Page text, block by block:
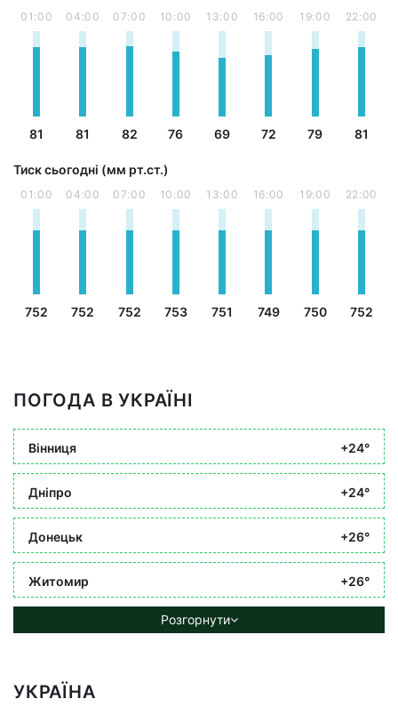
01:00
81
04:00
81
07:00
82
10:00
76
13:00
69
16:00
72
19:00
79
22:00
81
Тиск сьогодні (мм рт.ст.)
01:00
752
04:00
752
07:00
752
10:00
753
13:00
751
16:00
749
19:00
750
22:00
752
ПОГОДА В УКРАЇНІ
Вінниця +24°
Дніпро +24°
Донецьк +26°
Житомир +26°
Розгорнути
УКРАЇНА